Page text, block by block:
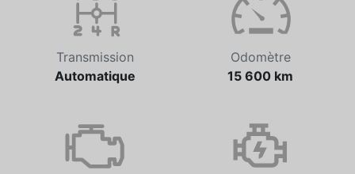
Automatique
15 600 km